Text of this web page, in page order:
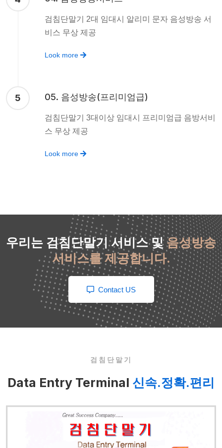
검침단말기 2대 임대시 알리미 문자 음성방송 서
비스 무상 제공
Look more
5 05. 음성방송(프리미엄급)
검침단말기 3대이상 임대시 프리미엄급 음방서비
스 무상 제공
Look more
우리는 검침단말기 서비스 및음성방송
서비스를 제공합니다.
Contact US
검침단말기
Data Entry Terminal 신속.정확.편리